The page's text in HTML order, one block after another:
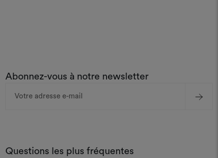
Abonnez-vous à notre newsletter
Questions les plus fréquentes